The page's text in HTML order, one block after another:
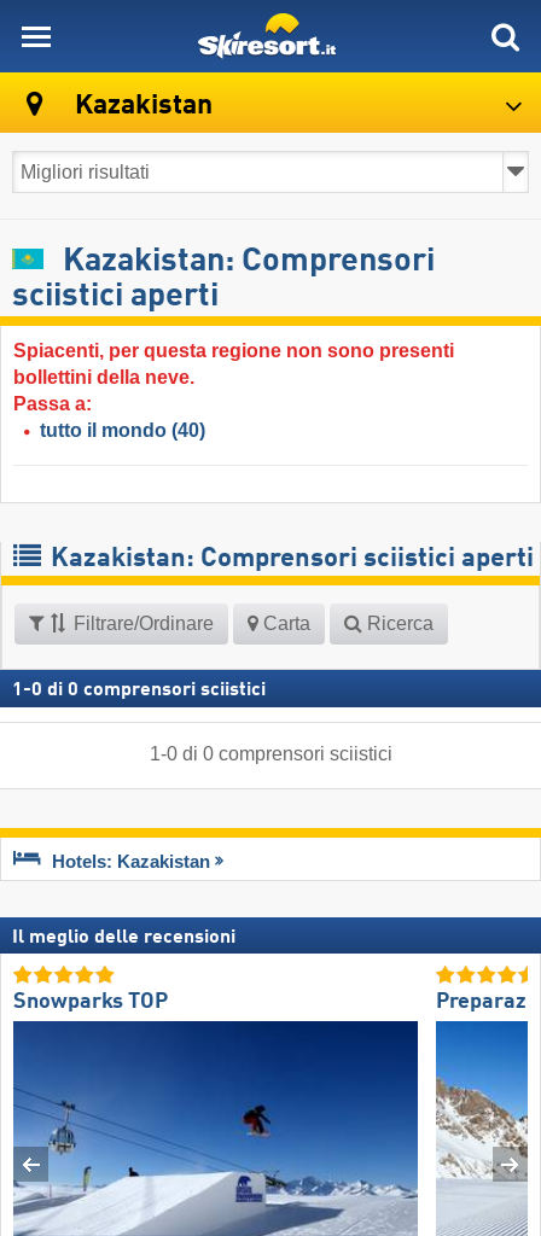
Kazakistan
Kazakistan: Comprensori
sciistici aperti
Spiacenti, per questa regione non sono presenti
bollettini della neve.
Passa a:
tutto il mondo (40)
Kazakistan: Comprensori sciistici aperti
Filtrare/Ordinare Carta Ricerca
1 -0 di 0 comprensori sciistici
1-0di 0 comprensori sciistici
Hotels: Kazakistan
Il meglio delle recensioni
Snowparks TOP